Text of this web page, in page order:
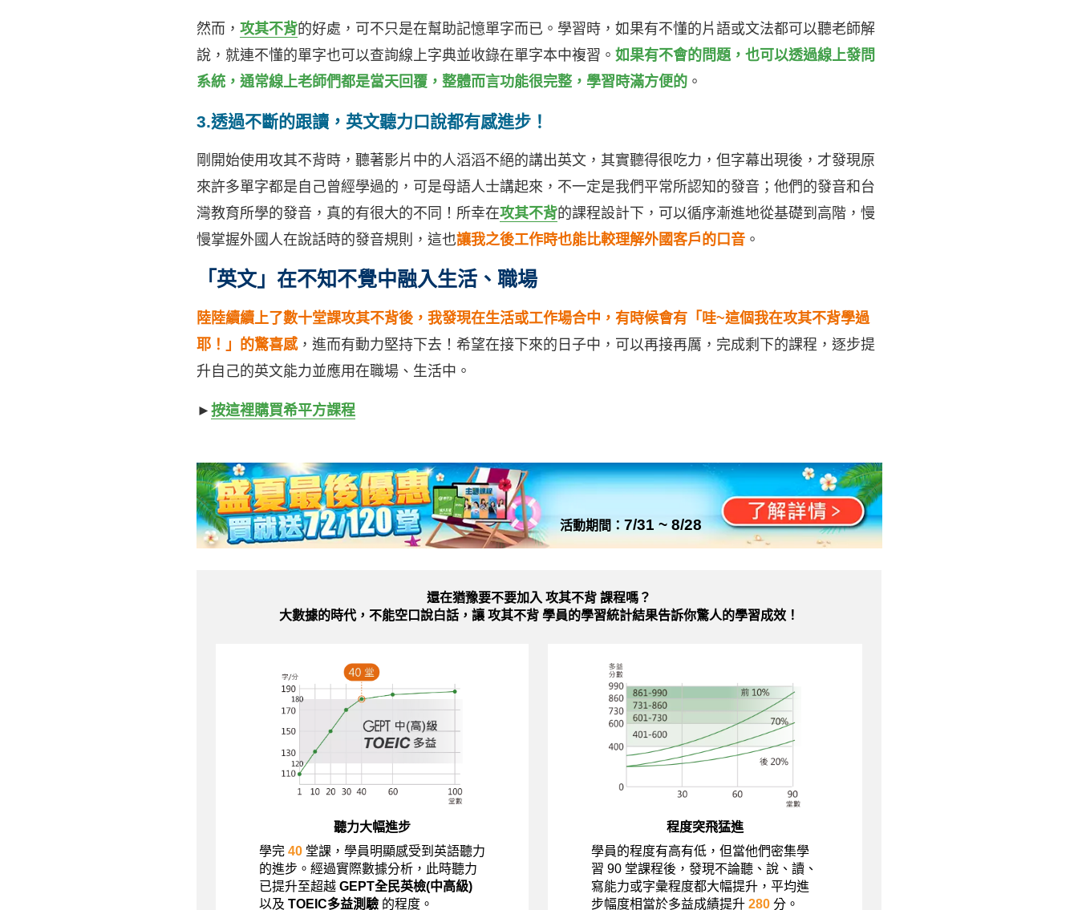
然而， 攻其不背的好處，可不只是在幫助記憶單字而已。學習時，如果有不懂的片語或文法都可以聽老師解
說，就連不懂的單字也可以查詢線上字典並收錄在單字本中複習。 如果有不會的問題，也可以透過線上發問
系統，通常線上老師們都是當天回覆，整體而言功能很完整，學習時滿方便的 。
3.透過不斷的跟讀，英文聽力口說都有感進步！
剛開始使用攻其不背時，聽著影片中的人滔滔不絕的講出英文，其實聽得很吃力，但字幕出現後，才發現原
來許多單字都是自己曾經學過的，可是母語人士講起來，不一定是我們平常所認知的發音；他們的發音和台
灣教育所學的發音，真的有很大的不同！所幸在攻其不背的課程設計下，可以循序漸進地從基礎到高階，慢
慢掌握外國人在說話時的發音規則，這也讓我之後工作時也能比較理解外國客戶的口音 。
「英文」在不知不覺中融入生活、職場
陸陸續續上了數十堂課攻其不背後，我發現在生活或工作場合中，有時候會有「哇~這個我在攻其不背學過
耶！」的驚喜感，進而有動力堅持下去！希望在接下來的日子中，可以再接再厲，完成剩下的課程，逐步提
升自己的英文能力並應用在職場、生活中。
► 按這裡購買希平方課程
活動期間：7/31 ~ 8/28
還在猶豫要不要加入 攻其不背 課程嗎？
大數據的時代，不能空口說白話，讓 攻其不背 學員的學習統計結果告訴你驚人的學習成效！
聽力大幅進步
學完 40 堂課，學員明顯感受到英語聽力
的進步。經過實際數據分析，此時聽力
已提升至超越 GEPT全民英檢(中高級)
以及 TOEIC多益測驗 的程度。
程度突飛猛進
學員的程度有高有低，但當他們密集學
習 90 堂課程後，發現不論聽、說、讀、
寫能力或字彙程度都大幅提升，平均進
步幅度相當於多益成績提升 280 分。